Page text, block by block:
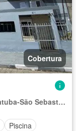
Cobertura
Região Imediata de Caraguatatuba-Ubatuba-São Sebastião, Região Metropolitana do Vale do Paraíba e Litoral Norte
Piscina